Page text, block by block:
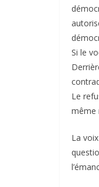
Si le
Le
même
La